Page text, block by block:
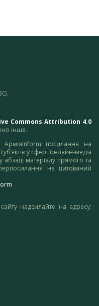
Commons Attribution 4.0
інше.
АрміяInform посилання на
у сфері онлайн-медіа
матеріалу прямого та
на цитований
надсилайте на адресу: